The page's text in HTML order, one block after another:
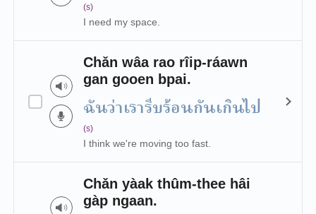
(s)
I need my space.
Chǎn wâa rao rîip-ráawn
gan gooen bpai.
ฉันว่าเรารีบร้อนกันเกินไป
(s)
I think we're moving too fast.
Chǎn yàak thûm-thee hâi
gàp ngaan.